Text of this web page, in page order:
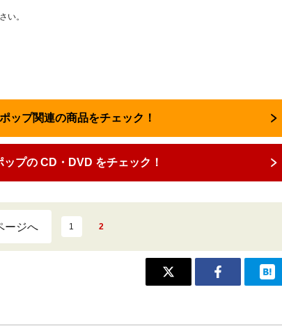
い。
ップ関連の商品をチェック！
プの CD・DVD をチェック！
ージへ 1 2